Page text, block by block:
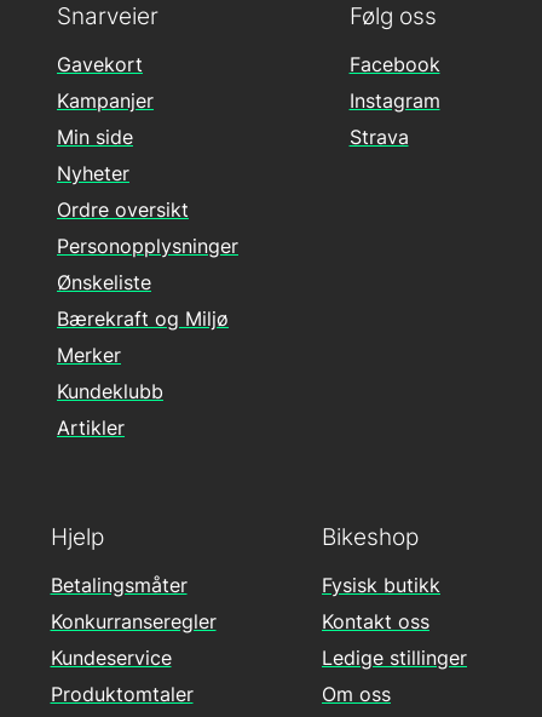
Følg oss
Facebook
Instagram
Strava
Hjelp
Betalingsmåter
Konkurranseregler
Kundeservice
Produktomtaler
Snarveier
Gavekort
Kampanjer
Min side
Nyheter
Ordre oversikt
Personopplysninger
Ønskeliste
Bærekraft og Miljø
Merker
Kundeklubb
Artikler
Bikeshop
Fysisk butikk
Kontakt oss
Ledige stillinger
Om oss